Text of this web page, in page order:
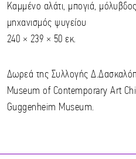
Καμμένο αλάτι, μπογιά,
μηχανισμός ψυγείου
240 × 239 × 50 εκ.
Δωρεά της Συλλογής
Museum of Contemporary Art
Guggenheim Museum.